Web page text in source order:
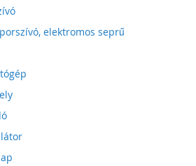
elektromos seprű